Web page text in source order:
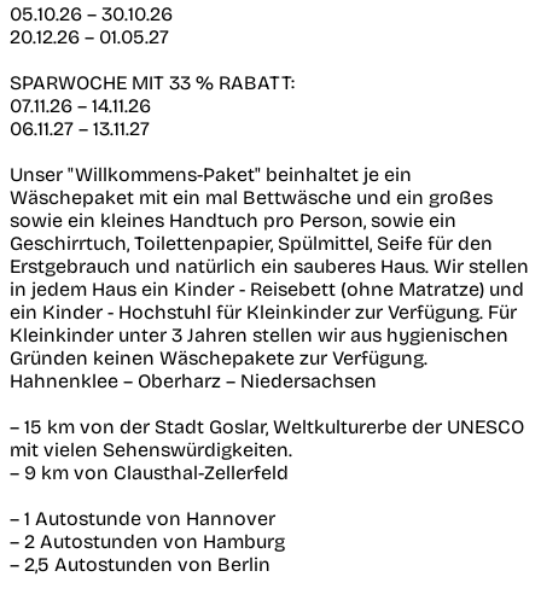
05.10.26 – 30.10.26
20.12.26 – 01.05.27
SPARWOCHE MIT 33 % RABATT:
07.11.26 – 14.11.26
06.11.27 – 13.11.27
Unser "Willkommens-Paket" beinhaltet je ein
Wäschepaket mit ein mal Bettwäsche und ein großes
sowie ein kleines Handtuch pro Person, sowie ein
Geschirrtuch, Toilettenpapier, Spülmittel, Seife für den
Erstgebrauch und natürlich ein sauberes Haus. Wir stellen
in jedem Haus ein Kinder - Reisebett (ohne Matratze) und
ein Kinder - Hochstuhl für Kleinkinder zur Verfügung. Für
Kleinkinder unter 3 Jahren stellen wir aus hygienischen
Gründen keinen Wäschepakete zur Verfügung.
Hahnenklee – Oberharz – Niedersachsen
– 15 km von der Stadt Goslar, Weltkulturerbe der UNESCO
mit vielen Sehenswürdigkeiten.
– 9 km von Clausthal-Zellerfeld
– 1 Autostunde von Hannover
– 2 Autostunden von Hamburg
– 2,5 Autostunden von Berlin